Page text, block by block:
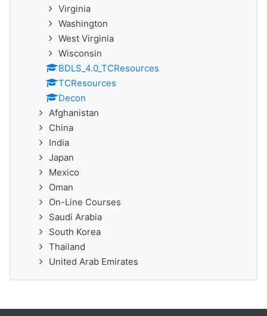
Virginia
Washington
West Virginia
Wisconsin
BDLS_4.0_TCResources
TCResources
Decon
Afghanistan
China
India
Japan
Mexico
Oman
On-Line Courses
Saudi Arabia
South Korea
Thailand
United Arab Emirates